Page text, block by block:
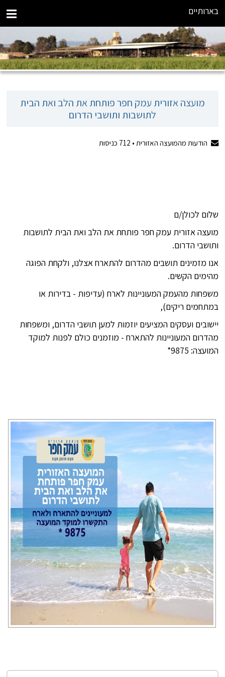
בארותיים
מועצה אזורית עמק חפר פותחת את הלב ואת הבית
לתושבות ותושבי הדרום
הודעות מהמועצה האזורית • 712 כניסות
שלום לכולן/ם
מועצה אזורית עמק חפר פותחת את הלב ואת הבית לתושבות
ותושבי הדרום.
אנו מזמינים תושבים מהדרום להתארח אצלנו, ולקחת הפוגה
מהימים הקשים.
משפחות מהעמק המעוניינות לארח (עדיפות - בדירות או
במתחמים ריקים),
יישובים ועסקים המציעים יוזמות למען תושבי הדרום, ומשפחות
מהדרום המעוניינות להתארח - מוזמנים כולם לפנות למוקד
המועצה: 9875*